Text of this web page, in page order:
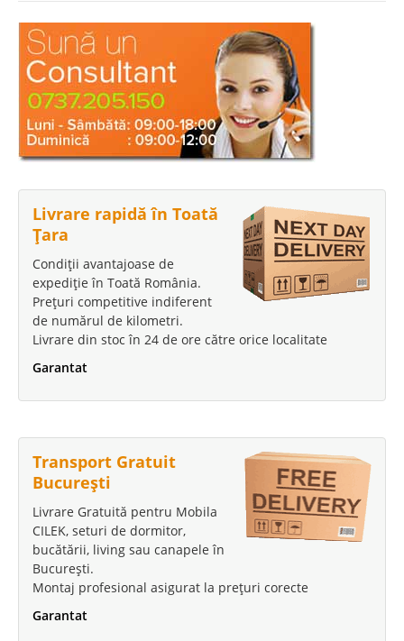
Livrare rapidă în Toată
Țara
Condiții avantajoase de
expediție în Toată România.
Prețuri competitive indiferent
de numărul de kilometri.
Livrare din stoc în 24 de ore către orice localitate
Garantat
Transport Gratuit
București
Livrare Gratuită pentru Mobila
CILEK, seturi de dormitor,
bucătării, living sau canapele în
București.
Montaj profesional asigurat la prețuri corecte
Garantat